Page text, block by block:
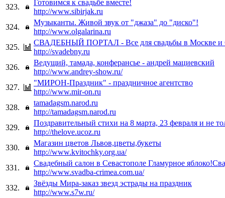
323.
Готовимся к свадьбе вместе!
http://www.sibirjak.ru
324.
Музыканты. Живой звук от "джаза" до "диско"!
http://www.olgalarina.ru
325.
СВАДЕБНЫЙ ПОРТАЛ - Все для свадьбы в Москве и
http://svadebny.ru
326.
Ведущий, тамада, конферансье - андрей мациевский
http://www.andrey-show.ru/
327.
"МИРОН-Праздник" - праздничное агентство
http://www.mir-on.ru
328.
tamadagsm.narod.ru
http://tamadagsm.narod.ru
329.
Поздравительный стихи на 8 марта, 23 февраля и не
http://thelove.ucoz.ru
330.
Магазин цветов Львов,цветы,букеты
http://www.kvitochky.org.ua/
331.
Свадебный салон в Севастополе Гламурное
http://www.svadba-crimea.com.ua/
332.
Звёзды Мира-заказ звезд эстрады на праздник
http://www.s7w.ru/